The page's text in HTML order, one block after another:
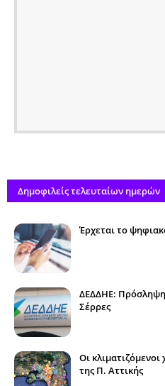
Δημοφιλείς τελευταίων ημερών
Έρχεται το
ΔΕΔΔΗΕ:
Σέρρες
Οι
της Π. Αττικής